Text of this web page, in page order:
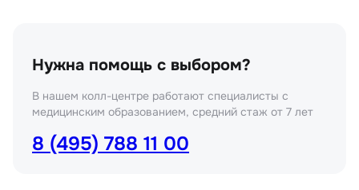
Нужна помощь с выбором?
В нашем колл-центре работают специалисты с
медицинским образованием, средний стаж от 7 лет
8 (495) 788 11 00